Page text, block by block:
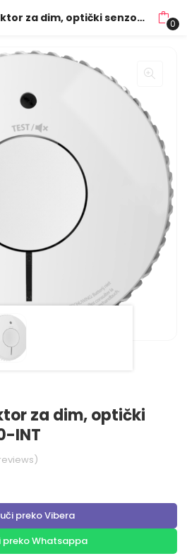
FireAngel Detektor za dim, optički senzor – FA6120-INT 0
za dim, optički
INT
preko Vibera
preko Whatsappa